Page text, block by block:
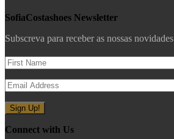
SofiaCostashoes Newsletter
Subscreva para receber as nossas novidades
Connect with Us